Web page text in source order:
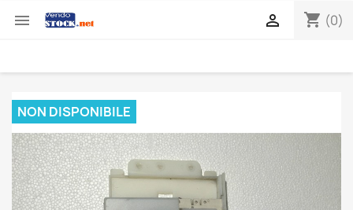
 shopping_cart (0)

NON DISPONIBILE